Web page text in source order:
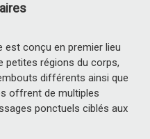
est conçu en premier lieu
petites régions du corps,
différents ainsi que
offrent de multiples
ponctuels ciblés aux